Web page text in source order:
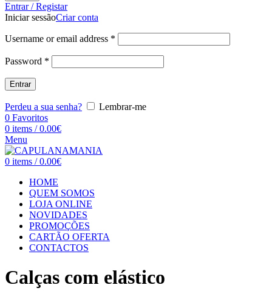
Entrar / Registar
Iniciar sessãoCriar conta
Username or email address *
Password *
Entrar
Perdeu a sua senha?
Lembrar-me
0 Favoritos
0 items / 0.00€
Menu
0 items / 0.00€
HOME
QUEM SOMOS
LOJA ONLINE
NOVIDADES
PROMOÇÕES
CARTÃO OFERTA
CONTACTOS
Calças com elástico